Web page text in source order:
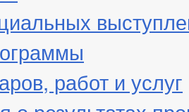
работ и услуг